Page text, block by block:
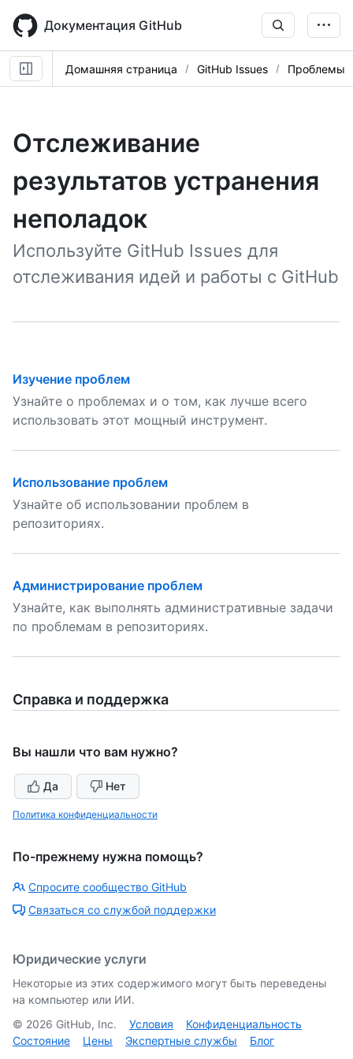
main
content
Документация GitHub
Домашняя страница GitHub Issues Проблемы
Отслеживание
результатов устранения
неполадок
Используйте GitHub Issues для
отслеживания идей и работы с GitHub
Изучение проблем
Узнайте о проблемах и о том, как лучше всего
использовать этот мощный инструмент.
Использование проблем
Узнайте об использовании проблем в
репозиториях.
Администрирование проблем
Узнайте, как выполнять административные задачи
по проблемам в репозиториях.
Справка и поддержка
Вы нашли что вам нужно?
Да Нет
Политика конфиденциальности
По-прежнему нужна помощь?
Спросите сообщество GitHub
Связаться со службой поддержки
Юридические услуги
Некоторые из этих содержимого могут быть переведены
на компьютер или ИИ.
© 2026 GitHub, Inc. Условия
Конфиденциальность
Состояние
Цены Экспертные службы Блог